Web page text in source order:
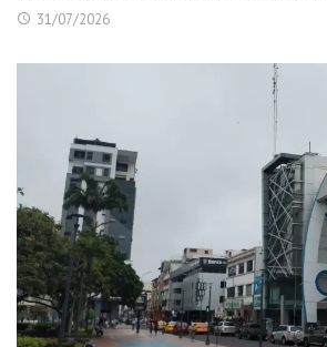
31/07/2026